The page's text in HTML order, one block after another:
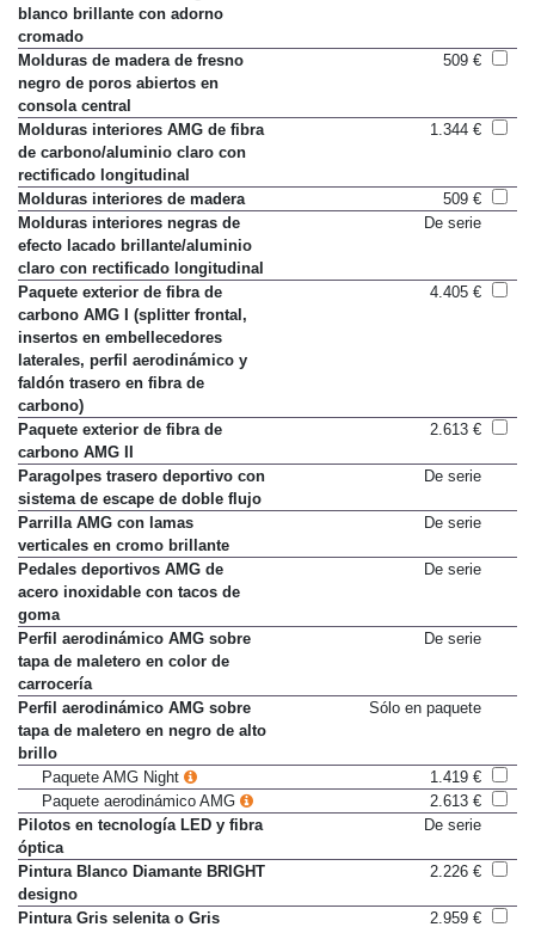
Llave de contacto en negro o
blanco brillante con adorno
cromado
Molduras de madera de fresno
negro de poros abiertos en
consola central
Molduras interiores AMG de fibra
de carbono/aluminio claro con
rectificado longitudinal
Molduras interiores de madera
509 €
Molduras interiores negras de
efecto lacado brillante/aluminio
claro con rectificado longitudinal
Paquete exterior de fibra de
carbono AMG I (splitter frontal,
insertos en embellecedores
laterales, perfil aerodinámico y
faldón trasero en fibra de
carbono)
Paquete exterior de fibra de
carbono AMG II
Paragolpes trasero deportivo con
sistema de escape de doble flujo
Parrilla AMG con lamas
verticales en cromo brillante
Pedales deportivos AMG de
acero inoxidable con tacos de
goma
Perfil aerodinámico AMG sobre
tapa de maletero en color de
carrocería
Perfil aerodinámico AMG sobre
tapa de maletero en negro de alto
brillo
Paquete AMG Night
1.419 €
Paquete aerodinámico AMG
2.613 €
Pilotos en tecnología LED y fibra
óptica
Pintura Blanco Diamante BRIGHT
designo